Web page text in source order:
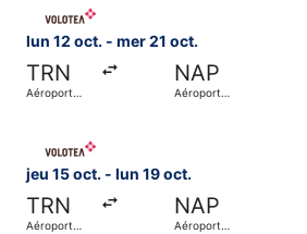
lun 12 oct. - mer 21 oct.
TRN
Aéroport
NAP
Aéroport
jeu 15 oct. - lun 19 oct.
TRN
Aéroport
NAP
Aéroport